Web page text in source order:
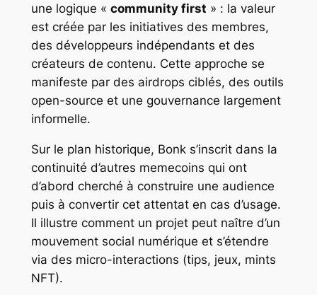
une logique « community first » : la valeur
est créée par les initiatives des membres,
des développeurs indépendants et des
créateurs de contenu. Cette approche se
manifeste par des airdrops ciblés, des outils
open-source et une gouvernance largement
informelle.
Sur le plan historique, Bonk s’inscrit dans la
continuité d’autres memecoins qui ont
d’abord cherché à construire une audience
puis à convertir cet attentat en cas d’usage.
Il illustre comment un projet peut naître d’un
mouvement social numérique et s’étendre
via des micro-interactions (tips, jeux, mints
NFT).